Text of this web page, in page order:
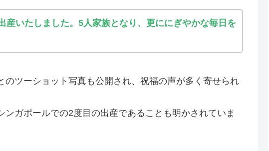
産いたしました。5人家族となり、更ににぎやかな毎日を
のツーショット写真も公開され、祝福の声が多く寄せられ
ガポールでの2度目の出産であることも明かされていま